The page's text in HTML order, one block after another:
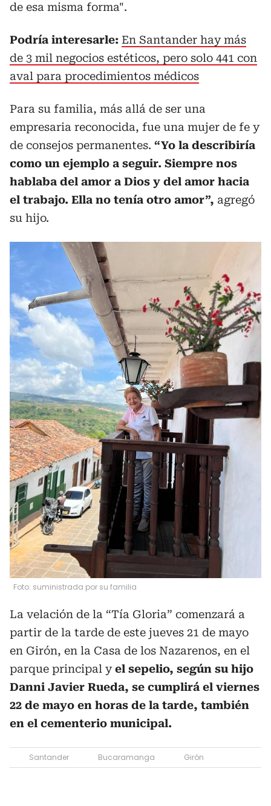
de esa misma forma".
Podría interesarle: En Santander hay más
de 3 mil negocios estéticos, pero solo 441 con
aval para procedimientos médicos
Para su familia, más allá de ser una
empresaria reconocida, fue una mujer de fe y
de consejos permanentes. “Yo la describiría
como un ejemplo a seguir. Siempre nos
hablaba del amor a Dios y del amor hacia
el trabajo. Ella no tenía otro amor”, agregó
su hijo.
Foto: suministrada por su familia
La velación de la “Tía Gloria” comenzará a
partir de la tarde de este jueves 21 de mayo
en Girón, en la Casa de los Nazarenos, en el
parque principal yel sepelio, según su hijo
Danni Javier Rueda, se cumplirá el viernes
22 de mayo en horas de la tarde, también
en el cementerio municipal.
Santander Bucaramanga Girón